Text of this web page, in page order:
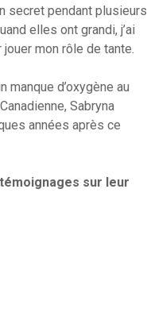
secret pendant plusieurs
elles ont grandi, j’ai
mon rôle de tante.
manque d’oxygène au
Sabryna
années après ce
sur leur